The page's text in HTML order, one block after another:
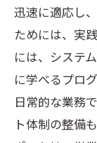
迅速に適応し
ためには、実
には、システ
に学べるプロ
日常的な業務
ト体制の整備